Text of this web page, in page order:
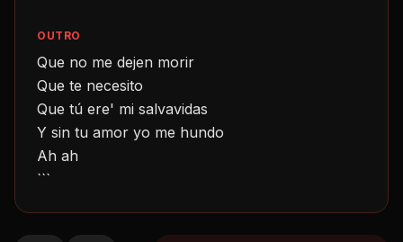
OUTRO
Que no me dejen morir
Que te necesito
Que tú ere' mi salvavidas
Y sin tu amor yo me hundo
Ah ah
```